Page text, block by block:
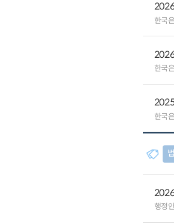
한국
한국
한국
행정